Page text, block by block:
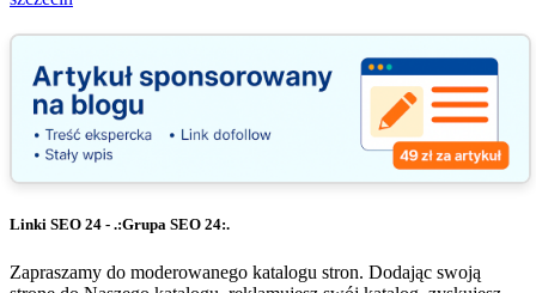
Linki SEO 24 - .:Grupa SEO 24:.
Zapraszamy do moderowanego katalogu stron. Dodając swoją